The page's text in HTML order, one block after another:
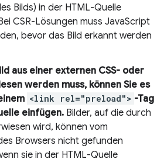
Bilds) in der HTML-Quelle
CSR-Lösungen muss JavaScript
bevor das Bild erkannt werden
aus einer externen CSS- oder
werden muss, können Sie es
<link rel="preload"> -Tag
einfügen. Bilder, auf die durch
wird, können vom
Browsers nicht gefunden
sie in der HTML-Quelle